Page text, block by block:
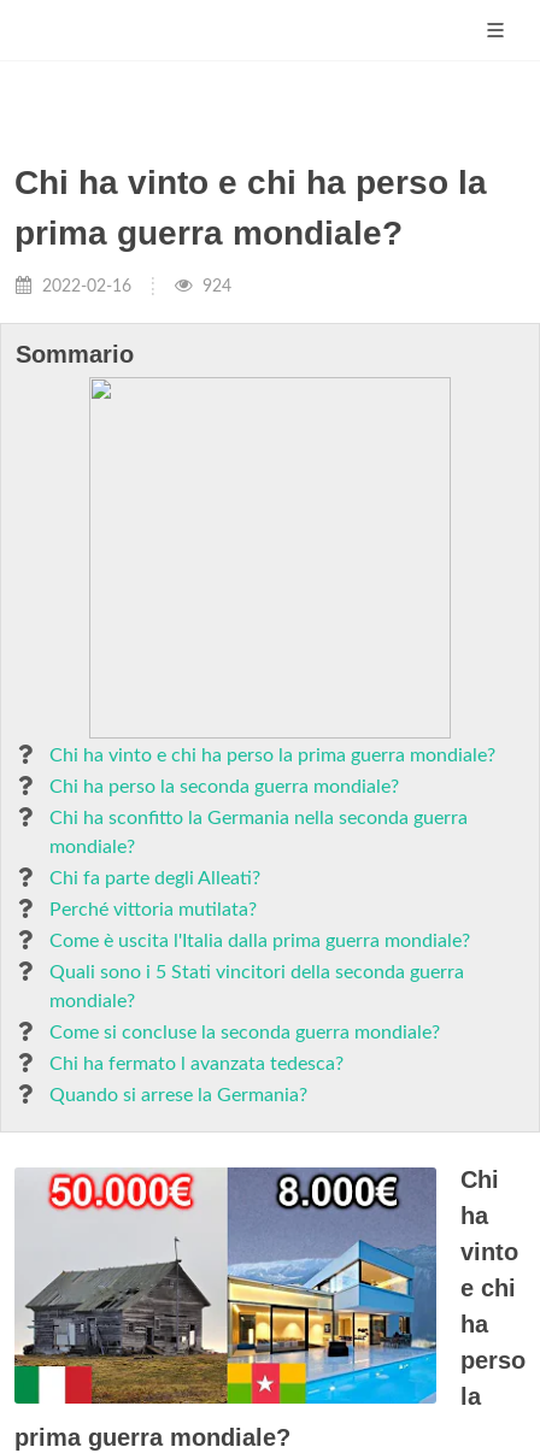
Chi ha vinto e chi ha perso la
prima guerra mondiale?
2022-02-16 924
Sommario
Chi ha vinto e chi ha perso la prima guerra mondiale?
Chi ha perso la seconda guerra mondiale?
Chi ha sconfitto la Germania nella seconda guerra
mondiale?
Chi fa parte degli Alleati?
Perché vittoria mutilata?
Come è uscita l'Italia dalla prima guerra mondiale?
Quali sono i 5 Stati vincitori della seconda guerra
mondiale?
Come si concluse la seconda guerra mondiale?
Chi ha fermato l avanzata tedesca?
Quando si arrese la Germania?
Chi
ha
vinto
e chi
ha
perso
la
prima guerra mondiale?